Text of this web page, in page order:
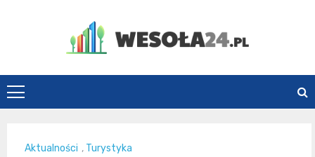
Wesoła24.pl
Aktualności , Turystyka